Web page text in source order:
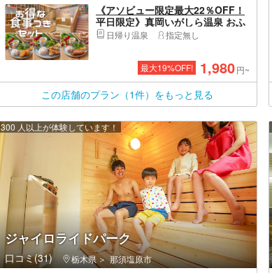
《アソビュー限定最大22％OFF！
平日限定》真岡いがしら温泉 おふ
ろcaféいちごの湯 お得な食事付き
日帰り温泉 指定無し
最大19%OFF! 1,980円~
この店舗のプラン（1件）をもっと見る
ジャイロライドパーク
口コミ(31) 栃木県 那須塩原市
300 人以上が体験しています！